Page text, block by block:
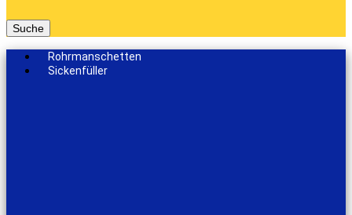
Suche
Rohrmanschetten
Sickenfüller